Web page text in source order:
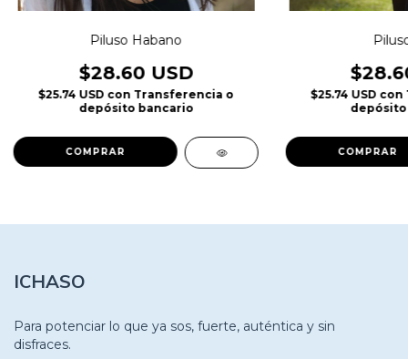
Piluso Habano
$28.60 USD
$25.74 USD con Transferencia o
depósito bancario
COMPRAR
$25.74 USD con
COMPRAR
ICHASO
Para potenciar lo que ya sos, fuerte, auténtica y sin
disfraces.